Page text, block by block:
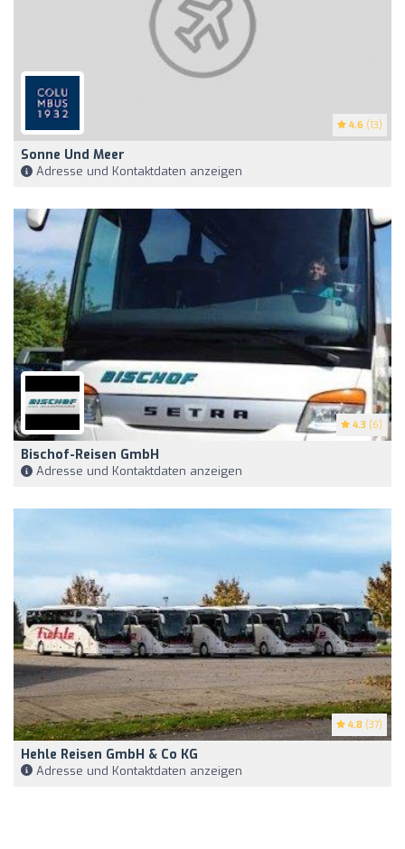
4.6 (13)
Sonne Und Meer
Adresse und Kontaktdaten anzeigen
4.3 (6)
Bischof-Reisen GmbH
Adresse und Kontaktdaten anzeigen
4.8 (37)
Hehle Reisen GmbH & Co KG
Adresse und Kontaktdaten anzeigen